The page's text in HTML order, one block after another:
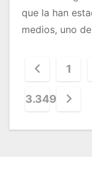
que la han
medios, uno
a
g
1
3.349